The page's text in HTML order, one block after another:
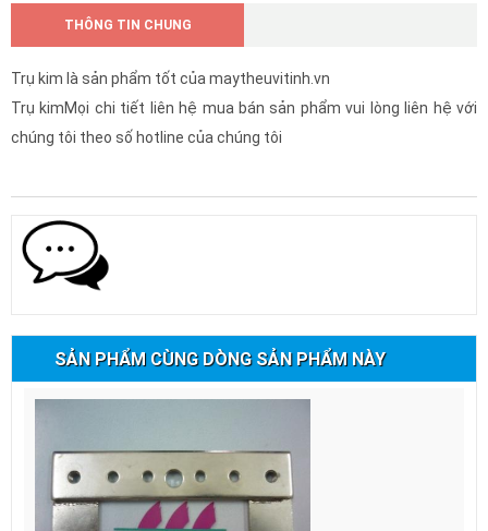
THÔNG TIN CHUNG
Trụ kim là sản phẩm tốt của maytheuvitinh.vn
Trụ kimMọi chi tiết liên hệ mua bán sản phẩm vui lòng liên hệ với
chúng tôi theo số hotline của chúng tôi
SẢN PHẨM CÙNG DÒNG SẢN PHẨM NÀY